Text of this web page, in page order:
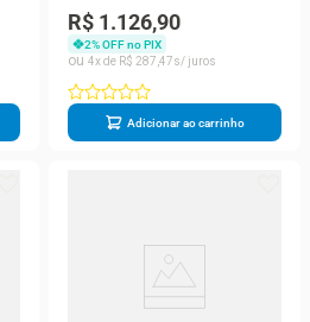
Poltronas Pé Palito + Puff
Azul Turquesa
R$ 1.126,90
2% OFF no PIX
4
R$ 287 47
Adicionar ao carrinho